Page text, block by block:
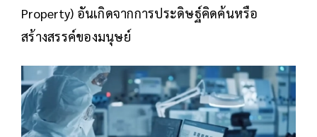
Property) อันเกิดจากการประดิษฐ์คิดค้นหรือ
สร้างสรรค์ของมนุษย์